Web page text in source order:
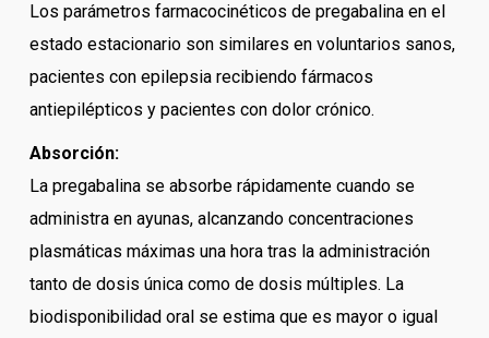
Los parámetros farmacocinéticos de pregabalina en el
estado estacionario son similares en voluntarios sanos,
pacientes con epilepsia recibiendo fármacos
antiepilépticos y pacientes con dolor crónico.
Absorción:
La pregabalina se absorbe rápidamente cuando se
administra en ayunas, alcanzando concentraciones
plasmáticas máximas una hora tras la administración
tanto de dosis única como de dosis múltiples. La
biodisponibilidad oral se estima que es mayor o igual